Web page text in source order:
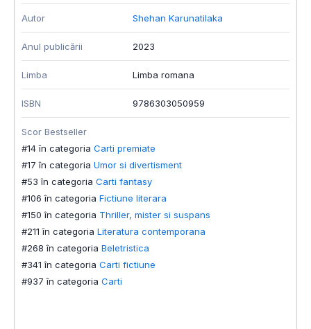
Autor Shehan Karunatilaka
Anul publicării 2023
Limba Limba romana
ISBN 9786303050959
Scor Bestseller
#14 în categoria Carti premiate
#17 în categoria Umor si divertisment
#53 în categoria Carti fantasy
#106 în categoria Fictiune literara
#150 în categoria Thriller, mister si suspans
#211 în categoria Literatura contemporana
#268 în categoria Beletristica
#341 în categoria Carti fictiune
#937 în categoria Carti